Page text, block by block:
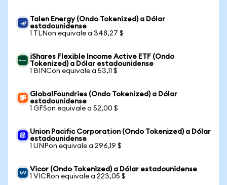
Talen Energy (Ondo Tokenized) a Dólar
estadounidense
1 TLNon equivale a 348,27 $
iShares Flexible Income Active ETF (Ondo
Tokenized) a Dólar estadounidense
1 BINCon equivale a 53,11 $
GlobalFoundries (Ondo Tokenized) a Dólar
estadounidense
1 GFSon equivale a 52,00 $
Union Pacific Corporation (Ondo Tokenized) a Dólar
estadounidense
1 UNPon equivale a 296,19 $
Vicor (Ondo Tokenized) a Dólar estadounidense
1 VICRon equivale a 223,05 $